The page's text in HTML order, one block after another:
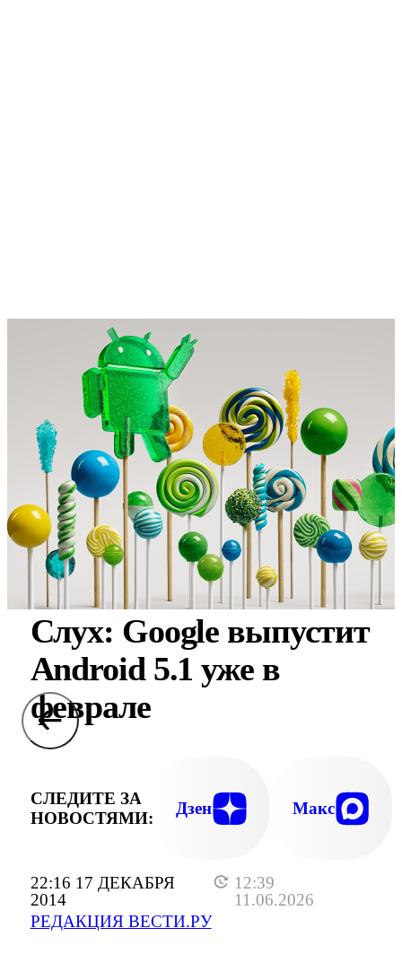
22:16 17 ДЕКАБРЯ
2014
12:39
11.06.2026
РЕДАКЦИЯ ВЕСТИ.РУ
Слух: Google выпустит
Android 5.1 уже в
феврале
СЛЕДИТЕ ЗА
НОВОСТЯМИ:
Дзен Макс